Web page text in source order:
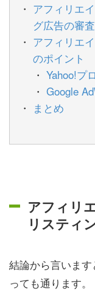
アフィリエ
グ広告の審
アフィリエ
のポイント
Yahoo!プ
Google
まとめ
アフィリ
リスティ
結論から言いま
っても通ります。